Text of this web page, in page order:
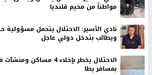
مواطناً من مخيم قلنديا
نادي الأسير: الاحتلال يتحمل مسؤولية
ويطالب بتدخل دولي عاجل
الاحتلال يخطر بإخلاء 4
بمسافر يطا